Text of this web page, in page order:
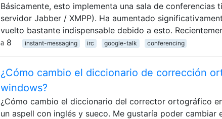
Básicamente, esto implementa una sala de conferencias
servidor Jabber / XMPP). Ha aumentado
vuelto bastante indispensable debido a esto.
8
instant-messaging irc google-talk conferencing
¿Cómo cambio el diccionario de corrección
windows?
¿Cómo cambio el diccionario del corrector ortográfico
un aspell con inglés y sueco. Me gustaría poder cambiar